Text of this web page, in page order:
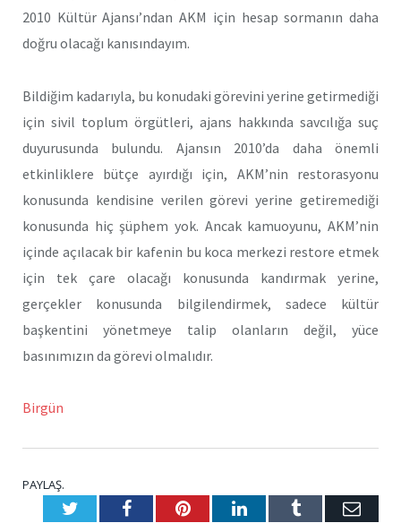
2010 Kültür Ajansı’ndan AKM için hesap sormanın daha
doğru olacağı kanısındayım.
Bildiğim kadarıyla, bu konudaki görevini yerine getirmediği
için sivil toplum örgütleri, ajans hakkında savcılığa suç
duyurusunda bulundu. Ajansın 2010’da daha önemli
etkinliklere bütçe ayırdığı için, AKM’nin restorasyonu
konusunda kendisine verilen görevi yerine getiremediği
konusunda hiç şüphem yok. Ancak kamuoyunu, AKM’nin
içinde açılacak bir kafenin bu koca merkezi restore etmek
için tek çare olacağı konusunda kandırmak yerine,
gerçekler konusunda bilgilendirmek, sadece kültür
başkentini yönetmeye talip olanların değil, yüce
basınımızın da görevi olmalıdır.
Birgün
PAYLAŞ.
TwitterFacebookPinterestLinkedInTumblr E-